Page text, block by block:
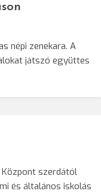
népi zenekara. A
játszó együttes
Központ szerdától
és általános iskolás